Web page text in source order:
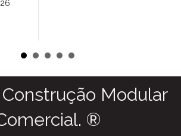
Construção Modular
®